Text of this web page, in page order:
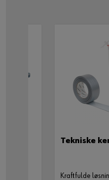
Tekniske
Kraftfulde